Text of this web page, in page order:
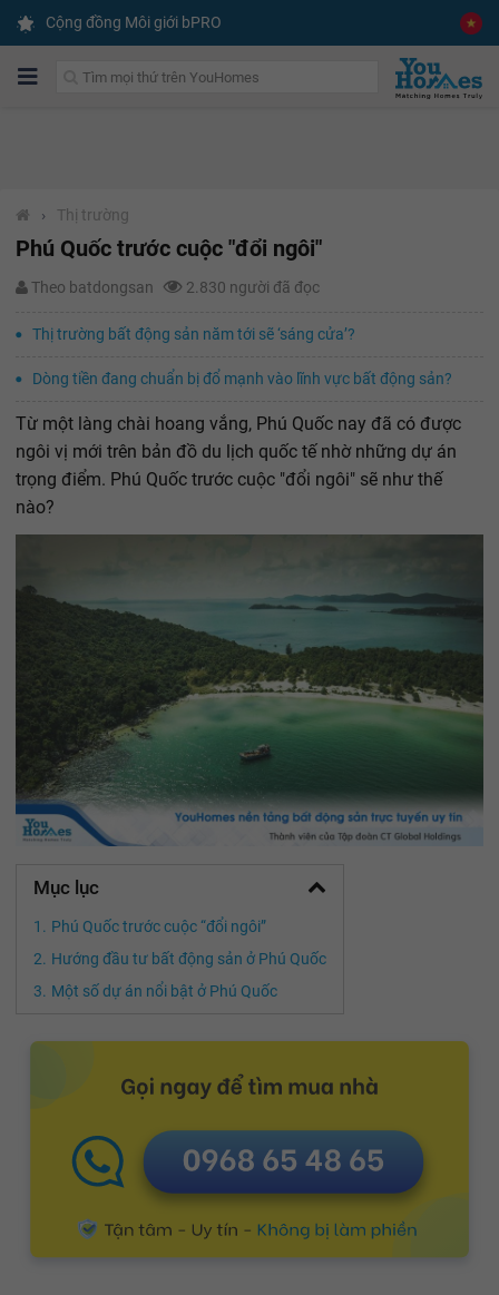
Cộng đồng Môi giới bPRO
› Thị trường
Phú Quốc trước cuộc "đổi ngôi"
Theo batdongsan 2.830 người đã đọc
Thị trường bất động sản năm tới sẽ ‘sáng cửa’?
Dòng tiền đang chuẩn bị đổ mạnh vào lĩnh vực bất động sản?
Từ một làng chài hoang vắng, Phú Quốc nay đã có được
ngôi vị mới trên bản đồ du lịch quốc tế nhờ những dự án
trọng điểm. Phú Quốc trước cuộc "đổi ngôi" sẽ như thế
nào?
Mục lục
Phú Quốc trước cuộc “đổi ngôi”
Hướng đầu tư bất động sản ở Phú Quốc
Một số dự án nổi bật ở Phú Quốc